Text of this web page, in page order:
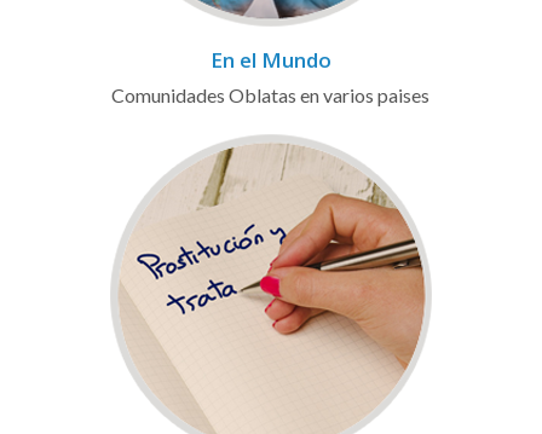
En el Mundo
Comunidades Oblatas en varios paises